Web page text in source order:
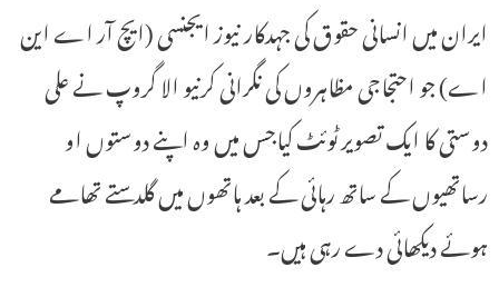
ایران میں انسانی حقوق کی جہدکار نیوز ایجنسی (ایچ آر اے این
اے) جو احتجاجی مظاہروں کی نگرانی کرنیو الا گروپ نے علی
دوستی کا ایک تصویر ٹوئٹ کیاجس میں وہ اپنے دوستوں او
رساتھیوں کے ساتھ رہائی کے بعد ہاتھوں میں گلدستے تھامے
ہوئے دیکھائی دے رہی ہیں۔